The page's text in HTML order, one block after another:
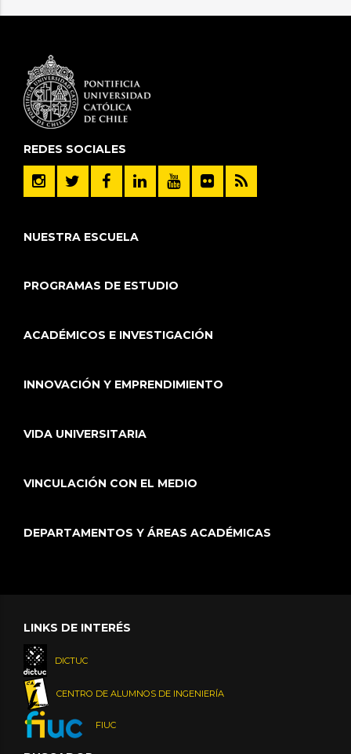
REDES SOCIALES
NUESTRA ESCUELA
PROGRAMAS DE ESTUDIO
ACADÉMICOS E INVESTIGACIÓN
INNOVACIÓN Y EMPRENDIMIENTO
VIDA UNIVERSITARIA
VINCULACIÓN CON EL MEDIO
DEPARTAMENTOS Y ÁREAS ACADÉMICAS
LINKS DE INTERÉS
DICTUC
CENTRO DE ALUMNOS DE INGENIERÍA
FIUC